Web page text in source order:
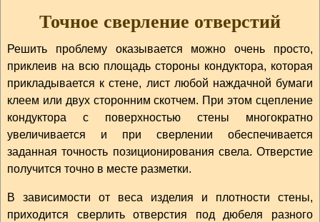
Точное сверление отверстий
Решить проблему оказывается можно очень просто,
приклеив на всю площадь стороны кондуктора, которая
прикладывается к стене, лист любой наждачной бумаги
клеем или двух сторонним скотчем. При этом сцепление
кондуктора с поверхностью стены многократно
увеличивается и при сверлении обеспечивается
заданная точность позиционирования свела. Отверстие
получится точно в месте разметки.
В зависимости от веса изделия и плотности стены,
приходится сверлить отверстия под дюбеля разного